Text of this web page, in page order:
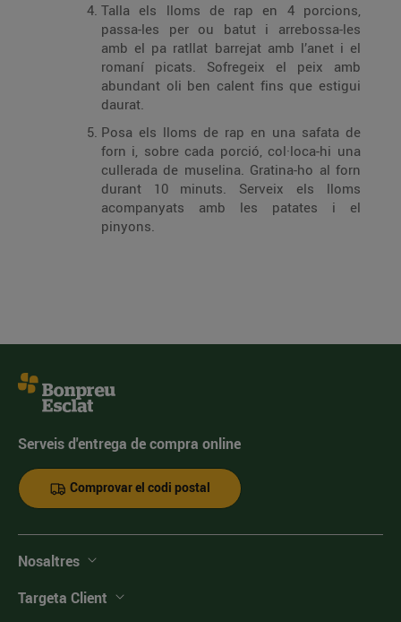
Talla els lloms de rap en 4 porcions,
passa-les per ou batut i arrebossa-les
amb el pa ratllat barrejat amb l’anet i el
romaní picats. Sofregeix el peix amb
abundant oli ben calent fins que estigui
daurat.
Posa els lloms de rap en una safata de
forn i, sobre cada porció, col·loca-hi una
cullerada de muselina. Gratina-ho al forn
durant 10 minuts. Serveix els lloms
acompanyats amb les patates i el
pinyons.
Serveis d'entrega de compra online
Comprovar el codi postal
Nosaltres
Targeta Client